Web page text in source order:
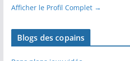
Afficher le Profil Complet →
Blogs des copains